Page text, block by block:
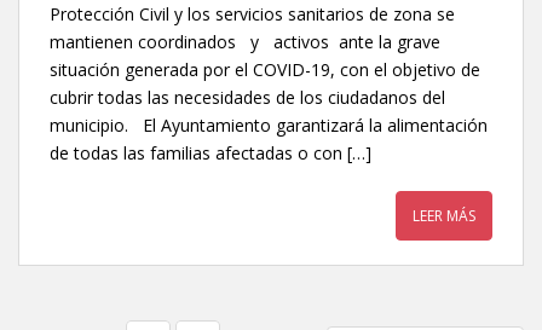
Protección Civil y los servicios sanitarios de zona se
mantienen coordinados y activos ante la grave
situación generada por el COVID-19, con el objetivo de
cubrir todas las necesidades de los ciudadanos del
municipio. El Ayuntamiento garantizará la alimentación
de todas las familias afectadas o con […]
LEER MÁS